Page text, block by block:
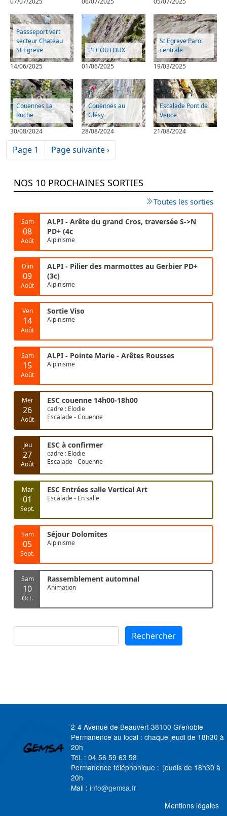
Passseport vert
secteur Chateau
St Egreve
14/06/2025
L'ECOUTOUX
01/06/2025
St Egreve Paroi
centrale
19/03/2025
Couennes La
Roche
30/08/2024
Couennes au
Glésy
28/08/2024
Escalade Pont de
Vence
21/08/2024
Pagination
Page 1 Page suivante
Page suivante ›
NOS 10 PROCHAINES SORTIES
Toutes les sorties
Sam
08
Août
ALPI - Arête du grand Cros, traversée S->N
PD+ (4c
Alpinisme
Dim
09
Août
ALPI - Pilier des marmottes au Gerbier PD+
(3c)
Alpinisme
Ven
14
Août
Sortie Viso
Alpinisme
Sam
15
Août
ALPI - Pointe Marie - Arêtes Rousses
Alpinisme
Mer
26
Août
ESC couenne 14h00-18h00
cadre : Elodie
Escalade - Couenne
Jeu
27
Août
ESC à confirmer
cadre : Elodie
Escalade - Couenne
Mar
01
Sept.
ESC Entrées salle Vertical Art
Escalade - En salle
Sam
05
Sept.
Séjour Dolomites
Alpinisme
Sam
10
Oct.
Rassemblement automnal
Animation
Rechercher Rechercher
2-4 Avenue de Beauvert 38100 Grenoble
Permanence au local : chaque jeudi de 18h30 à
20h
Tél. : 04 56 59 63 58
Permanence téléphonique : jeudis de 18h30 à
20h
Mail : info@gemsa.fr
Mentions légales